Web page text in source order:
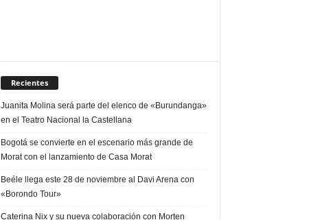
Recientes
Juanita Molina será parte del elenco de «Burundanga»
en el Teatro Nacional la Castellana
Bogotá se convierte en el escenario más grande de
Morat con el lanzamiento de Casa Morat
Beéle llega este 28 de noviembre al Davi Arena con
«Borondo Tour»
Caterina Nix y su nueva colaboración con Morten